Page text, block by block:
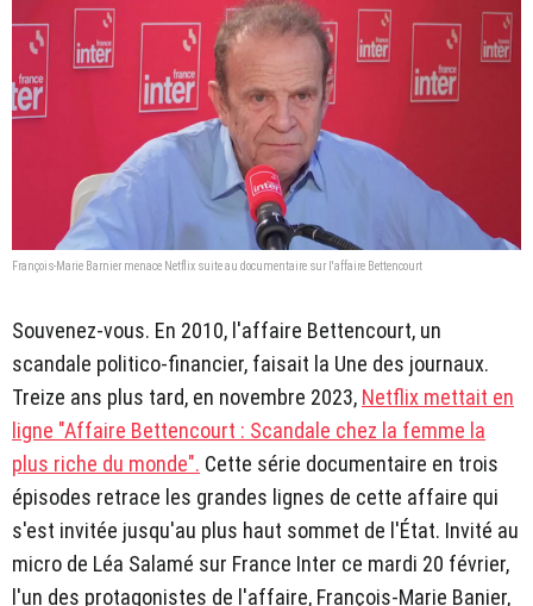
François-Marie Barnier menace Netflix suite au documentaire sur l'affaire Bettencourt
Souvenez-vous. En 2010, l'affaire Bettencourt, un
scandale politico-financier, faisait la Une des journaux.
Treize ans plus tard, en novembre 2023, Netflix mettait en
ligne "Affaire Bettencourt : Scandale chez la femme la
plus riche du monde". Cette série documentaire en trois
épisodes retrace les grandes lignes de cette affaire qui
s'est invitée jusqu'au plus haut sommet de l'État. Invité au
micro de Léa Salamé sur France Inter ce mardi 20 février,
l'un des protagonistes de l'affaire, François-Marie Banier,